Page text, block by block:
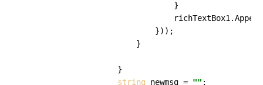
                                }
                            }));
                        }
                    }
string newmsg = "" ;